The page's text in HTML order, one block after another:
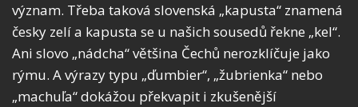
význam. Třeba taková slovenská „kapusta“ znamená
česky zelí a kapusta se u našich sousedů řekne „kel“.
Ani slovo „nádcha“ většina Čechů nerozklíčuje jako
rýmu. A výrazy typu „ďumbier“, „žubrienka“ nebo
„machuľa“ dokážou překvapit i zkušenější